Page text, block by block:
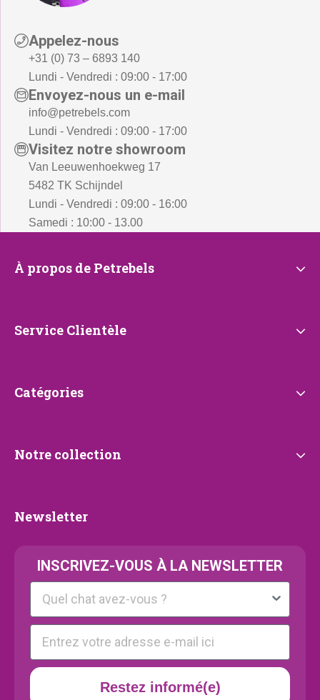
Appelez-nous
+31 (0) 73 – 6893 140
Lundi - Vendredi : 09:00 - 17:00
Envoyez-nous un e-mail
info@petrebels.com
Lundi - Vendredi : 09:00 - 17:00
Visitez notre showroom
Van Leeuwenhoekweg 17
5482 TK Schijndel
Lundi - Vendredi : 09:00 - 16:00
Samedi : 10:00 - 13.00
À
Petrebels
À propos de Petrebels
Service
Service Clientèle
Catégories
Catégories
Notre
Notre collection
Newsletter
Newsletter
INSCRIVEZ-VOUS À LA NEWSLETTER
Kattenras
E-mail
Restez informé(e)